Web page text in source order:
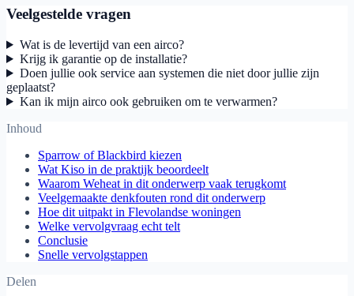
Veelgestelde vragen
Wat is de levertijd van een airco?
Krijg ik garantie op de installatie?
Doen jullie ook service aan systemen die niet door jullie zijn
geplaatst?
Kan ik mijn airco ook gebruiken om te verwarmen?
Inhoud
Sparrow of Blackbird kiezen
Wat Kiso in de praktijk beoordeelt
Waarom Weheat in dit onderwerp vaak terugkomt
Veelgemaakte denkfouten rond dit onderwerp
Hoe dit uitpakt in Flevolandse woningen
Welke vervolgvraag echt telt
Conclusie
Snelle vervolgstappen
Delen